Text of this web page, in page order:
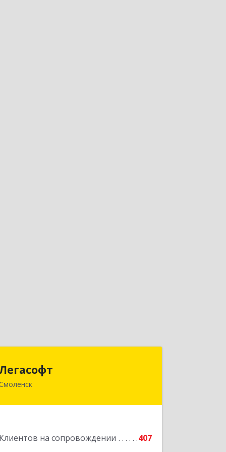
Клиентов на сопровождении
407
214018, Смоленская обл, Смоленск г,